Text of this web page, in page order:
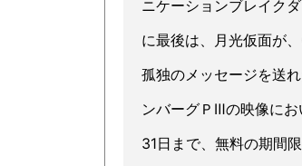
ニケーションブレイク
に最後は、月光仮面が
孤独のメッセージを送
ンバーグＰⅢの映像に
31日まで、無料の期間